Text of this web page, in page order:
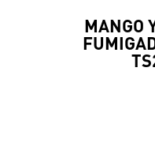
MANGO